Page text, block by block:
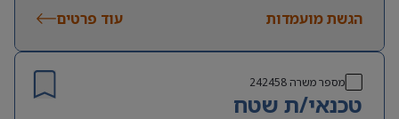
משרה מלאה | ימים א-ה | 6:30-15:30
קרן השתלמות ובונוסים
עובד חברה מהיום הראשון
הגשת מועמדות עוד פרטים
מספר משרה242458
טכנאי/ת שטח